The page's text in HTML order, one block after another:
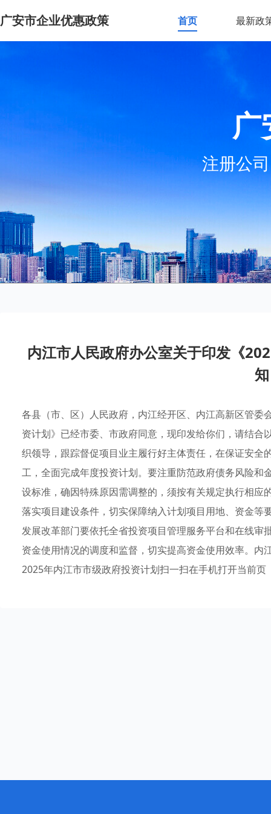
广安市企业优惠政策 首页 最新政
广
注册公
内江市人民政府办公室关于印发《
知
各县（市、区）人民政府，内江经开区、内江高新区管
资计划》已经市委、市政府同意，现印发给你们，请结
织领导，跟踪督促项目业主履行好主体责任，在保证安
工，全面完成年度投资计划。要注重防范政府债务风险
设标准，确因特殊原因需调整的，须按有关规定执行相
落实项目建设条件，切实保障纳入计划项目用地、资金
发展改革部门要依托全省投资项目管理服务平台和在线
资金使用情况的调度和监督，切实提高资金使用效率。
2025年内江市市级政府投资计划扫一扫在手机打开当前页